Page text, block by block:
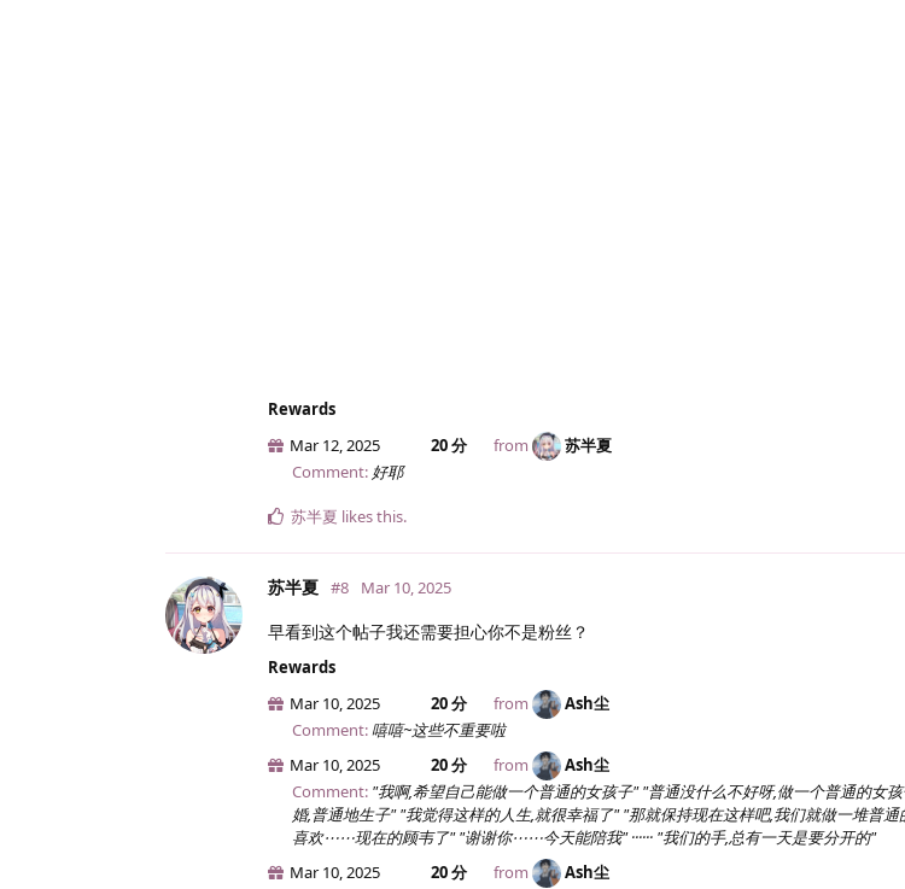
Rewards
Mar 12, 2025
20 分 from
苏半夏
Comment: 好耶
苏半夏 likes this.
苏半夏 #8 Mar 10, 2025
早看到这个帖子我还需要担心你不是粉丝？
Rewards
Mar 10, 2025
20 分 from
Ash尘
Comment:嘻嘻~这些不重要啦
Mar 10, 2025
20 分 from
Ash尘
Comment: "我啊,希望自己能做一个普通的女孩子" "普通没什么不好呀,做一个普通的女
婚,普通地生子" "我觉得这样的人生,就很幸福了" "那就保持现在这样吧,我们就做一堆普
喜欢⋯⋯现在的顾韦了" "谢谢你⋯⋯今天能陪我" ······ "我们的手,总有一天是要分开的"
Mar 10, 2025
20 分 from
Ash尘